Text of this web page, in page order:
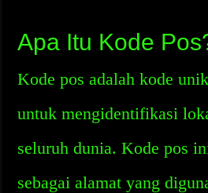
Apa Itu Kode
Kode pos adalah kode
untuk mengidentifikasi
seluruh dunia. Kode pos
sebagai alamat yang